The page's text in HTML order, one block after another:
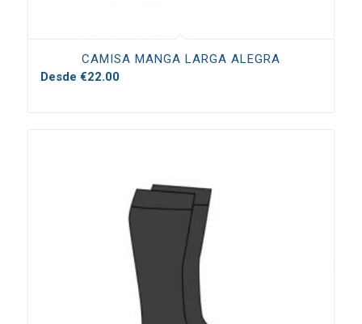
CAMISA MANGA LARGA ALEGRA
Desde €22.00